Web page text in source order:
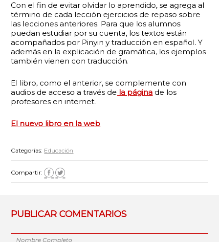
Con el fin de evitar olvidar lo aprendido, se agrega al
término de cada lección ejercicios de repaso sobre
las lecciones anteriores. Para que los alumnos
puedan estudiar por su cuenta, los textos están
acompañados por Pinyin y traducción en español. Y
además en la explicación de gramática, los ejemplos
también vienen con traducción.
El libro, como el anterior, se complemente con
audios de acceso a través de la página de los
profesores en internet.
El nuevo libro en la web
Categorías: Educación
Compartir:
PUBLICAR COMENTARIOS